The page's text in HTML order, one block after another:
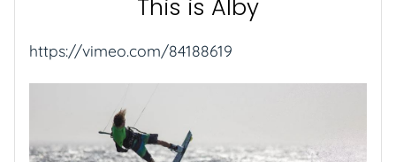
This is Alby
https://vimeo.com/84188619